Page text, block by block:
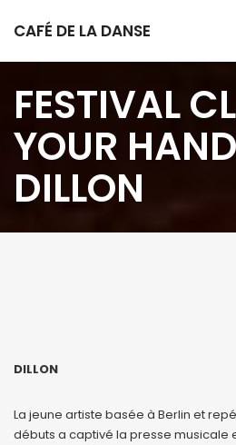
CAFÉ DE LA DANSE
FESTIVAL
YOUR
DILLON
DILLON
La jeune artiste basée à Berlin et
débuts a captivé la presse musicale